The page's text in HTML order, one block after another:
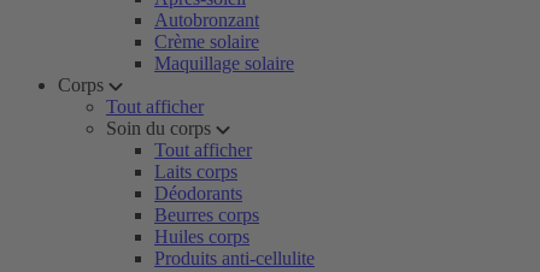
Autobronzant
Crème solaire
Maquillage solaire
Corps
Tout afficher
Soin du corps
Tout afficher
Laits corps
Déodorants
Beurres corps
Huiles corps
Produits anti-cellulite